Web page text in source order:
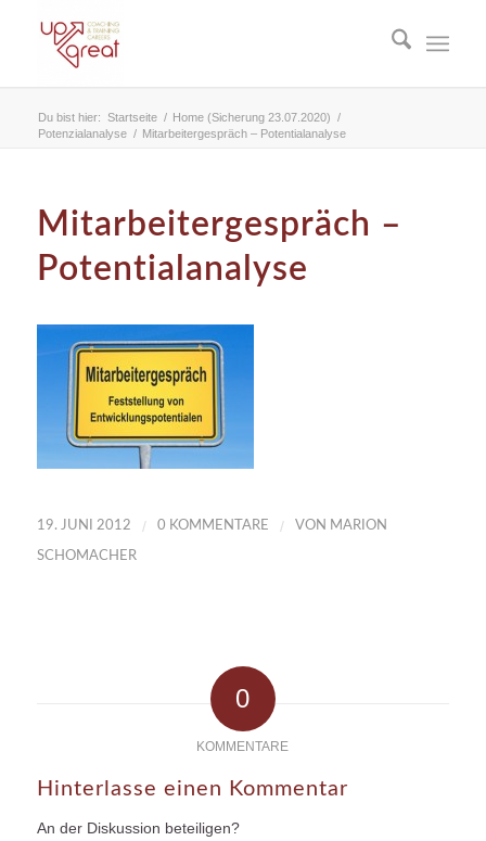
Du bist hier: Startseite / Home (Sicherung 23.07.2020) /
Potenzialanalyse / Mitarbeitergespräch – Potentialanalyse
Mitarbeitergespräch –
Potentialanalyse
19. JUNI 2012 / 0 KOMMENTARE / VON MARION
SCHOMACHER
0
KOMMENTARE
Hinterlasse einen Kommentar
An der Diskussion beteiligen?